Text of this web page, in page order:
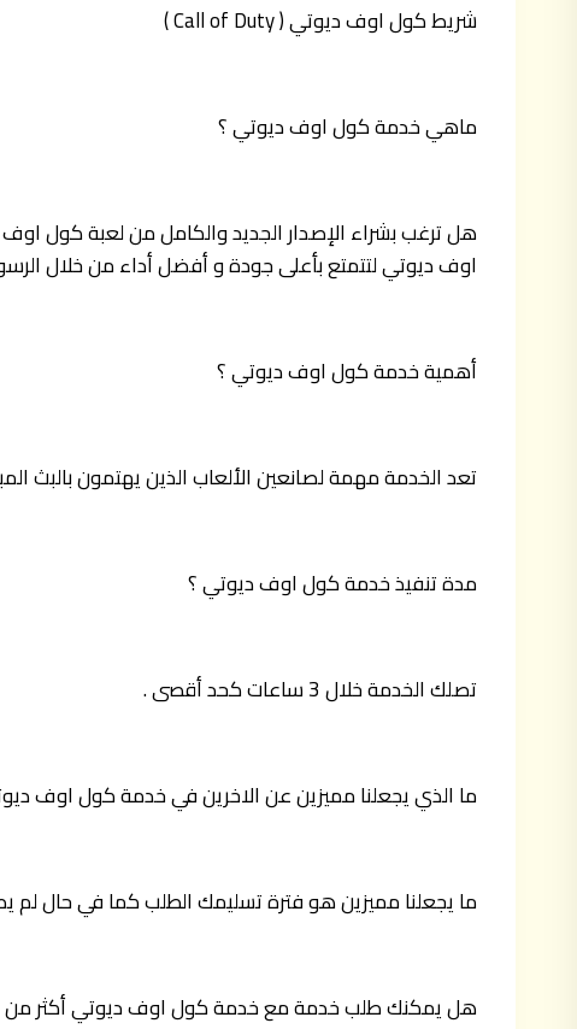
شريط كول اوف ديوتي ( Call of Duty )
ماهي خدمة كول اوف ديوتي ؟
هل ترغب بشراء الإصدار الجديد والكامل من لعبة كول
اوف ديوتي لتتمتع بأعلى جودة و أفضل أداء من خلال
أهمية خدمة كول اوف ديوتي ؟
تعد الخدمة مهمة لصانعين الألعاب الذين يهتمون بالبث
مدة تنفيذ خدمة كول اوف ديوتي ؟
تصلك الخدمة خلال 3 ساعات كحد أقصى .
ما الذي يجعلنا مميزين عن الاخرين في خدمة كول اوف
ما يجعلنا مميزين هو فترة تسليمك الطلب كما في حال
هل يمكنك طلب خدمة مع خدمة كول اوف ديوتي أكثر من